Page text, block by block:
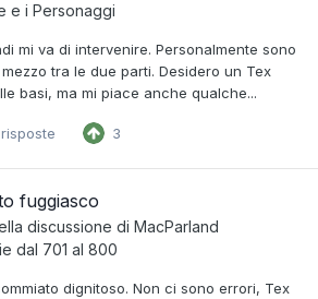
e i Personaggi
mi va di intervenire. Personalmente sono
tra le due parti. Desidero un Tex
basi, ma mi piace anche qualche...
risposte 3
fuggiasco
discussione di MacParland
dal 701 al 800
dignitoso. Non ci sono errori, Tex